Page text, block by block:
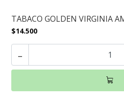
TABACO GOLDEN VIRGINIA
$14.500
-